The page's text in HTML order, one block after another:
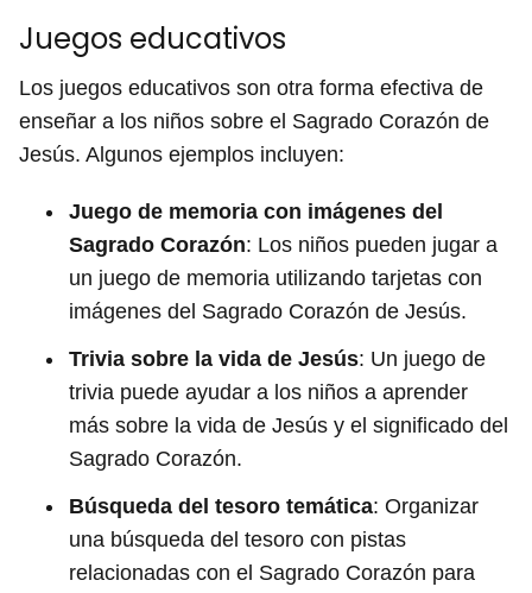
Juegos educativos
Los juegos educativos son otra forma efectiva de
enseñar a los niños sobre el Sagrado Corazón de
Jesús. Algunos ejemplos incluyen:
Juego de memoria con imágenes del
Sagrado Corazón: Los niños pueden jugar a
un juego de memoria utilizando tarjetas con
imágenes del Sagrado Corazón de Jesús.
Trivia sobre la vida de Jesús: Un juego de
trivia puede ayudar a los niños a aprender
más sobre la vida de Jesús y el significado del
Sagrado Corazón.
Búsqueda del tesoro temática: Organizar
una búsqueda del tesoro con pistas
relacionadas con el Sagrado Corazón para